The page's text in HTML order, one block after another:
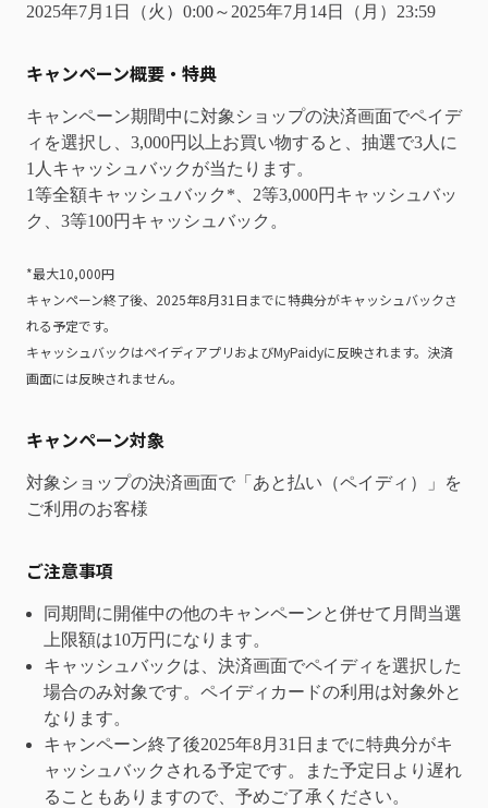
2025年7月1日（火）0:00～2025年7月14日（月）23:59
キャンペーン概要・特典
キャンペーン期間中に対象ショップの決済画面でペイデ
ィを選択し、3,000円以上お買い物すると、抽選で3人に
1人キャッシュバックが当たります。
1等全額キャッシュバック*、2等3,000円キャッシュバッ
ク、3等100円キャッシュバック。
*最大10,000円
キャンペーン終了後、2025年8月31日までに特典分がキャッシュバックさ
れる予定です。
キャッシュバックはペイディアプリおよびMyPaidyに反映されます。決済
画面には反映されません。
キャンペーン対象
対象ショップの決済画面で「あと払い（ペイディ）」を
ご利用のお客様
ご注意事項
同期間に開催中の他のキャンペーンと併せて月間当選
上限額は10万円になります。
キャッシュバックは、決済画面でペイディを選択した
場合のみ対象です。ペイディカードの利用は対象外と
なります。
キャンペーン終了後2025年8月31日までに特典分がキ
ャッシュバックされる予定です。また予定日より遅れ
ることもありますので、予めご了承ください。